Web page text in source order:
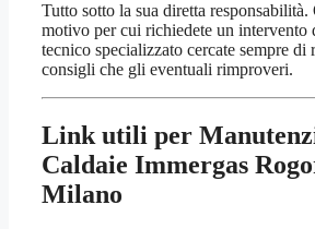
Tutto sotto la sua diretta
motivo per cui richiedete un intervento
tecnico specializzato cercate sempre di
consigli che gli eventuali rimproveri.
Link utili per
Caldaie Immergas
Milano